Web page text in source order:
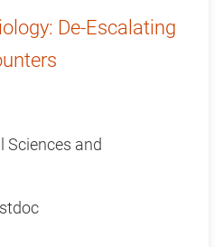
De-Escalating
Sciences and